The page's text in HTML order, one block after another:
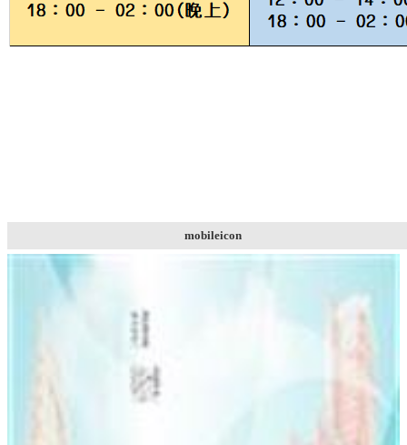
mobileicon